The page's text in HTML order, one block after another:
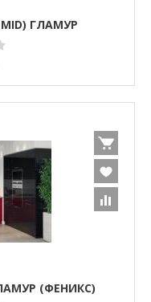
ГЛАМУР
(ФЕНИКС)